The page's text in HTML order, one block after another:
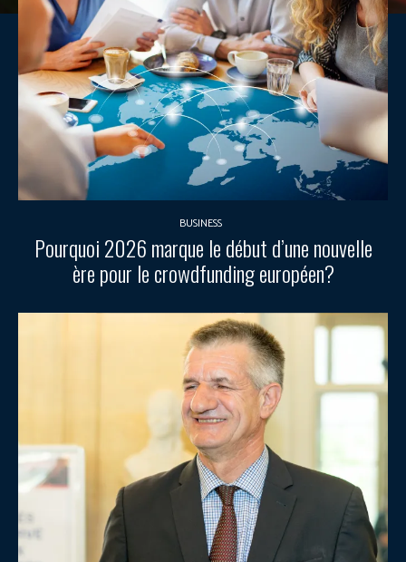
BUSINESS
Pourquoi 2026 marque le début d’une nouvelle
ère pour le crowdfunding européen?